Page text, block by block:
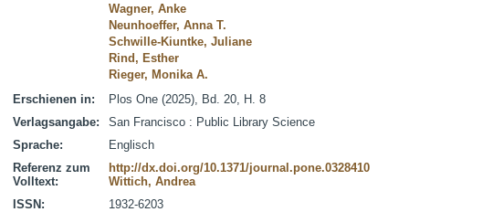
Wagner, Anke
Neunhoeffer, Anna T.
Schwille-Kiuntke, Juliane
Rind, Esther
Rieger, Monika A.
Erschienen in:
Plos One (2025), Bd. 20, H. 8
Verlagsangabe:
San Francisco : Public Library Science
Sprache:
Englisch
Referenz zum
Volltext:
http://dx.doi.org/10.1371/journal.pone.0328410
Wittich, Andrea
ISSN:
1932-6203